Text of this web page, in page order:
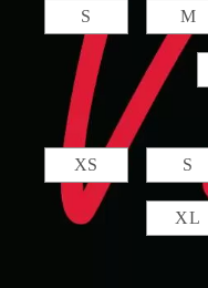
S M
Размер дамска :
XS S
XL